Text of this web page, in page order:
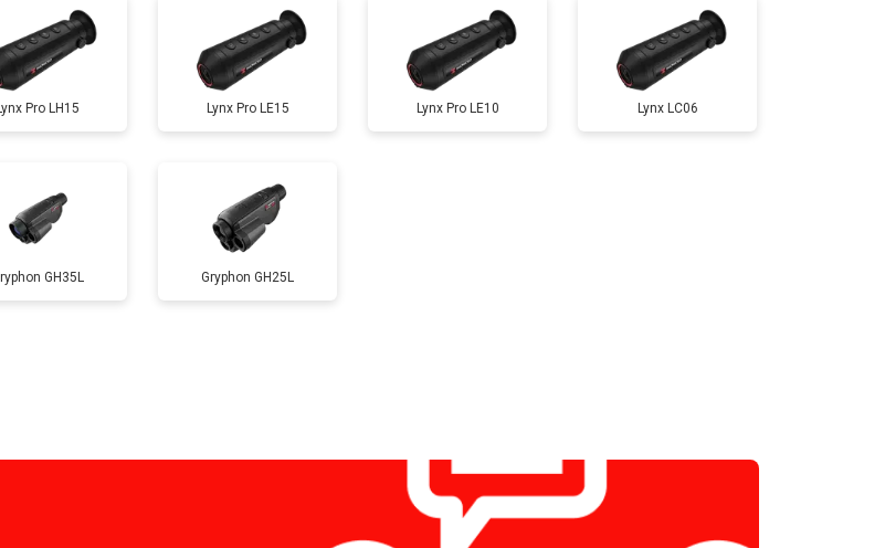
Pro LH15 Lynx Pro LE15 Lynx Pro LE10 Lynx LC06
GH35L Gryphon GH25L